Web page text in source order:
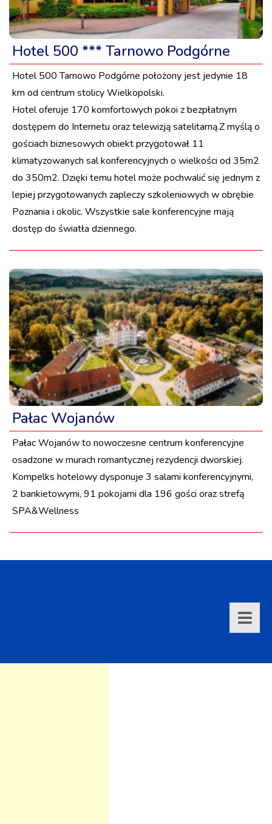
Hotel 500 *** Tarnowo Podgórne
Hotel 500 Tarnowo Podgórne położony jest jedynie 18
km od centrum stolicy Wielkopolski.
Hotel oferuje 170 komfortowych pokoi z bezpłatnym
dostępem do Internetu oraz telewizją satelitarną.Z myślą o
gościach biznesowych obiekt przygotował 11
klimatyzowanych sal konferencyjnych o wielkości od 35m2
do 350m2. Dzięki temu hotel może pochwalić się jednym z
lepiej przygotowanych zapleczy szkoleniowych w obrębie
Poznania i okolic. Wszystkie sale konferencyjne mają
dostęp do światła dziennego.
Pałac Wojanów
Pałac Wojanów to nowoczesne centrum konferencyjne
osadzone w murach romantycznej rezydencji dworskiej.
Kompelks hotelowy dysponuje 3 salami konferencyjnymi,
2 bankietowymi, 91 pokojami dla 196 gości oraz strefą
SPA&Wellness